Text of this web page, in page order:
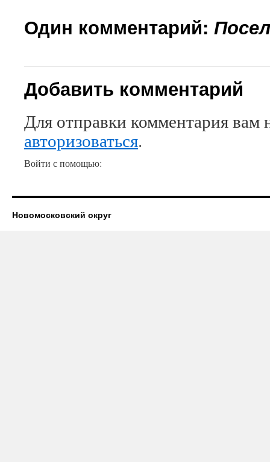
Один комментарий:
Добавить комментарий
Для отправки комментария вам
авторизоваться.
Войти с помощью:
Новомосковский округ